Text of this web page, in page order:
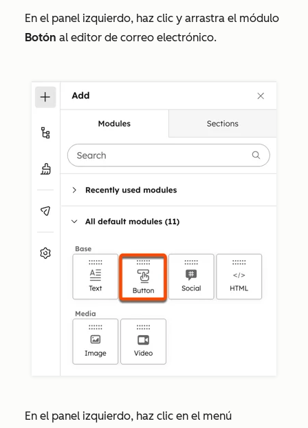
En el panel izquierdo, haz clic y arrastra el módulo
Botón al editor de correo electrónico.
En el panel izquierdo, haz clic en el menú